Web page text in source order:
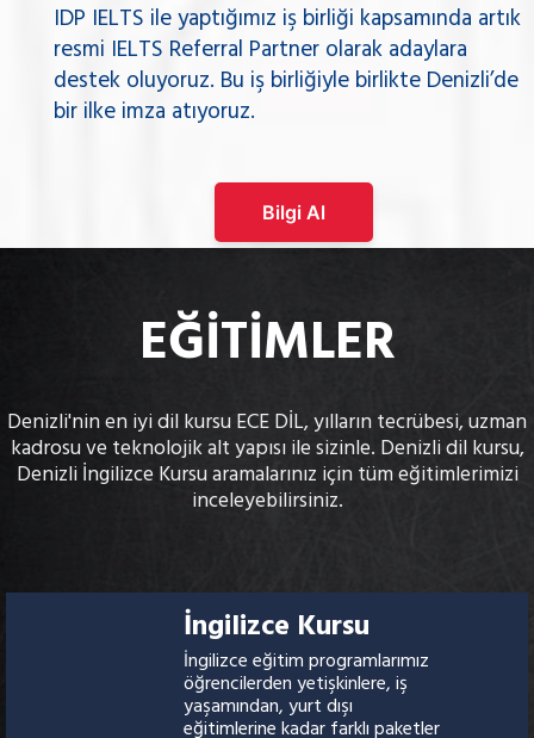
IDP IELTS ile yaptığımız iş birliği kapsamında artık
resmi IELTS Referral Partner olarak adaylara
destek oluyoruz. Bu iş birliğiyle birlikte Denizli’de
bir ilke imza atıyoruz.
Bilgi Al
EĞİTİMLER
Denizli'nin en iyi dil kursu ECE DİL, yılların tecrübesi, uzman
kadrosu ve teknolojik alt yapısı ile sizinle. Denizli dil kursu,
Denizli İngilizce Kursu aramalarınız için tüm eğitimlerimizi
inceleyebilirsiniz.
İngilizce Kursu
İngilizce eğitim programlarımız
öğrencilerden yetişkinlere, iş
yaşamından, yurt dışı
eğitimlerine kadar farklı paketler